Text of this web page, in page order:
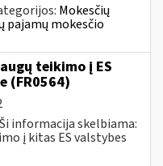
Mokesčių
pajamų mokesčio
teikimo į ES
(FR0564)
informacija skelbiama:
į kitas ES valstybes